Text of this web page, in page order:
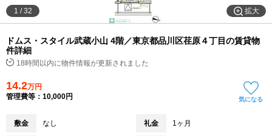
不動産会社から
TOP
拡大
1 /32
ドムス・スタイル武蔵小山 4階／東京都品川区荏原４丁目の賃貸物
件詳細
18時間以内に物件情報が更新されました
14.2万円
管理費等：10,000円
気になる
敷金 なし 礼金 1ヶ月